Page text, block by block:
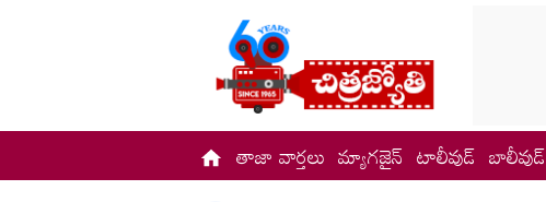
తాజా వార్తలు మ్యాగజైన్ టాలీవుడ్ బాలీవుడ్